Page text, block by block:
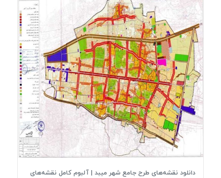
دانلود نقشه‌های طرح جامع شهر میبد | آلبوم کامل نقشه‌های